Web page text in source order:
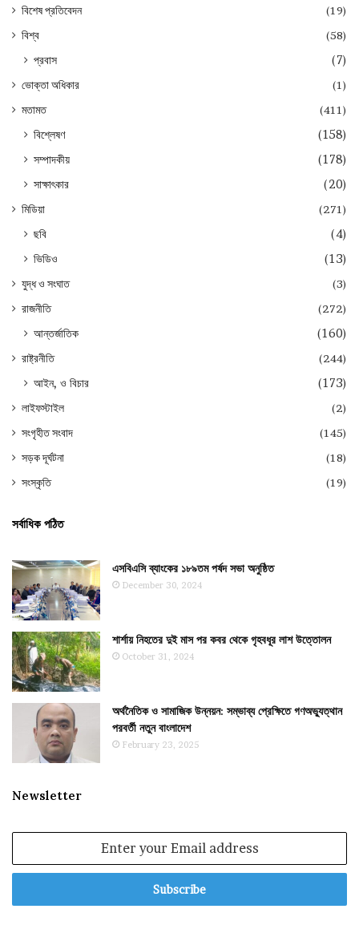
বিশেষ প্রতিবেদন
(19)
বিশ্ব
(58)
প্রবাস (7)
ভোক্তা অধিকার
(1)
মতামত
(411)
বিশ্লেষণ
(158)
সম্পাদকীয়
(178)
সাক্ষাৎকার
(20)
মিডিয়া (271)
ছবি
(4)
ভিডিও
(13)
যুদ্ধ ও সংঘাত
(3)
রাজনীতি
(272)
আন্তর্জাতিক (160)
রাষ্ট্রনীতি (244)
আইন, ও বিচার (173)
লাইফস্টাইল
(2)
সংগৃহীত সংবাদ
(145)
সড়ক দূর্ঘটনা
(18)
সংস্কৃতি
(19)
সর্বাধিক পঠিত
এসবিএসি ব্যাংকের ১৮৯তম পর্ষদ সভা অনুষ্ঠিত
December 30, 2024
শার্শায় নিহতের দুই মাস পর কবর থেকে গৃহবধূর লাশ উত্তোলন
October 31, 2024
অর্থনৈতিক ও সামাজিক উন্নয়ন: সম্ভাব্য প্রেক্ষিতে গণঅভ্যুত্থান
পরবর্তী নতুন বাংলাদেশ
February 23, 2025
Newsletter
Email